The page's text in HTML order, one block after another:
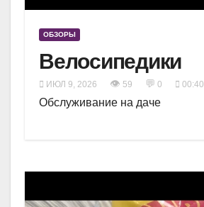
ОБЗОРЫ
Велосипедики
ИЮЛ 9, 2026 👁 59 💬 0 00:40
Обслуживание на даче